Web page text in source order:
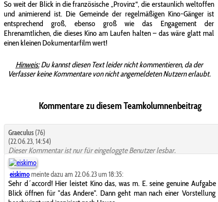
So weit der Blick in die französische „Provinz“, die erstaunlich weltoffen
und animierend ist. Die Gemeinde der regelmäßigen Kino-Gänger ist
entsprechend groß, ebenso groß wie das Engagement der
Ehrenamtlichen, die dieses Kino am Laufen halten – das wäre glatt mal
einen kleinen Dokumentarfilm wert!
Hinweis:Du kannst diesen Text leider nicht kommentieren, da der
Verfasser keine Kommentare von nicht angemeldeten Nutzern erlaubt.
Kommentare zu diesem Teamkolumnenbeitrag
Graeculus (76)
(22.06.23, 14:54)
Dieser Kommentar ist nur für eingeloggte Benutzer lesbar.
eiskimomeinte dazu am 22.06.23 um 18:35:
Sehr d´accord! Hier leistet Kino das, was m. E. seine genuine
Blick öffnen für "das Andere". Dann geht man nach einer